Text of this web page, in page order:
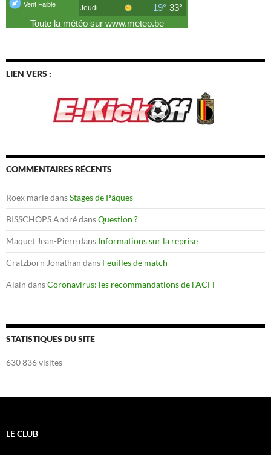
LIEN VERS :
COMMENTAIRES RÉCENTS
Roex mariedansStages de Pâques
BISSCHOPS AndrédansQuestion ?
Maquet Jean-Pieredans Informations sur la reprise
Cratzborn Jonathan dans Feuilles de match
Alain dansCoronavirus: les recommandations de l’ACFF
STATISTIQUES DU SITE
630 836 visites
LE CLUB